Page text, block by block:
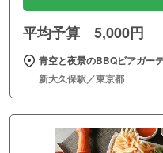
平均予算 5,000円
青空と夜景のBBQビアガー
新大久保駅／東京都